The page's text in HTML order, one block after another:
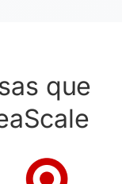
que